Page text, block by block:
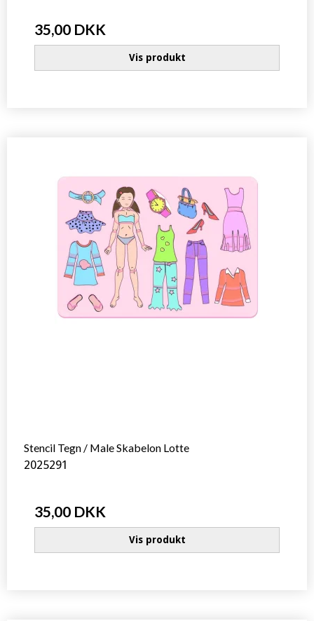
35,00 DKK
Vis produkt
Stencil Tegn / Male Skabelon Lotte
2025291
35,00 DKK
Vis produkt